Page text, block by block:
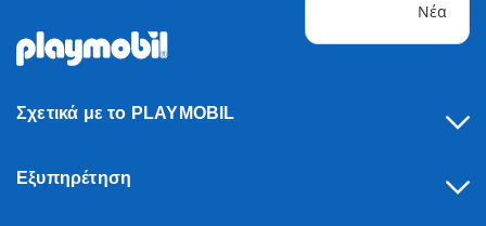
Νέα
Σχετικά με το PLAYMOBIL
Εξυπηρέτηση